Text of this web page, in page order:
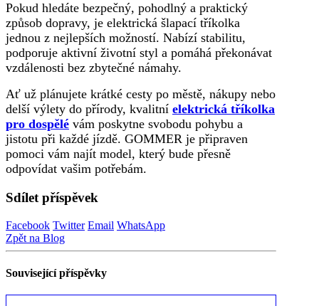
Pokud hledáte bezpečný, pohodlný a praktický
způsob dopravy, je elektrická šlapací tříkolka
jednou z nejlepších možností. Nabízí stabilitu,
podporuje aktivní životní styl a pomáhá překonávat
vzdálenosti bez zbytečné námahy.
Ať už plánujete krátké cesty po městě, nákupy nebo
delší výlety do přírody, kvalitní elektrická tříkolka
pro dospělé vám poskytne svobodu pohybu a
jistotu při každé jízdě. GOMMER je připraven
pomoci vám najít model, který bude přesně
odpovídat vašim potřebám.
Sdílet příspěvek
Facebook Twitter Email WhatsApp
Zpět na Blog
Souvisejícípříspěvky